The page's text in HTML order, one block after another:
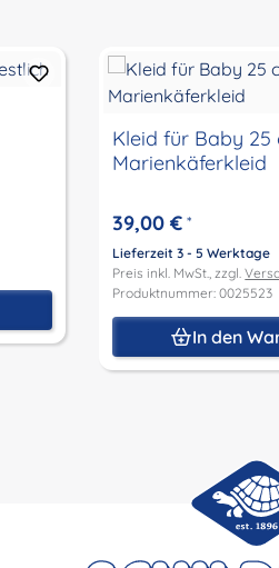
Kleid für Baby 25
Marienkäferkleid
39,00 € *
Lieferzeit 3 - 5 Werktage
Preis inkl. MwSt., zzgl.
Produktnummer: 0025523
In den